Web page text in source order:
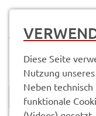
Diese Seite
Nutzung
Neben
funktionale